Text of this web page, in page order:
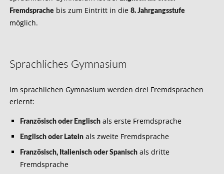
Fremdsprachebis zum Eintritt in die 8. Jahrgangsstufe
möglich.
Sprachliches Gymnasium
Im sprachlichen Gymnasium werden drei Fremdsprachen
erlernt:
Französisch oder Englischals erste Fremdsprache
Englisch oder Lateinals zweite Fremdsprache
Französisch, Italienisch oder Spanischals dritte
Fremdsprache